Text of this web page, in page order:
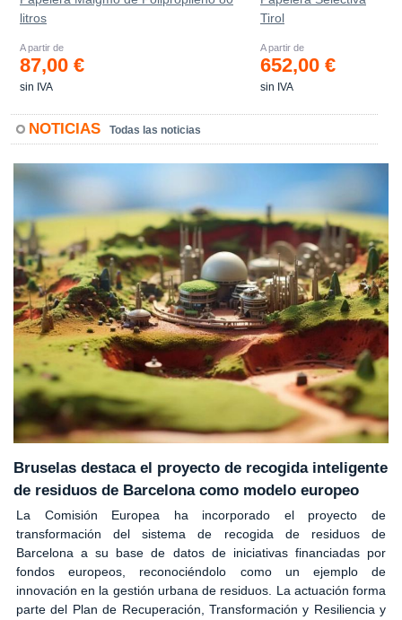
litros
A partir de
87,00 €
sin IVA
Tirol
A partir de
652,00 €
sin IVA
NOTICIAS Todas las noticias
Bruselas destaca el proyecto de recogida inteligente
de residuos de Barcelona como modelo europeo
La Comisión Europea ha incorporado el proyecto de
transformación del sistema de recogida de residuos de
Barcelona a su base de datos de iniciativas financiadas por
fondos europeos, reconociéndolo como un ejemplo de
innovación en la gestión urbana de residuos. La actuación forma
parte del Plan de Recuperación, Transformación y Resiliencia y